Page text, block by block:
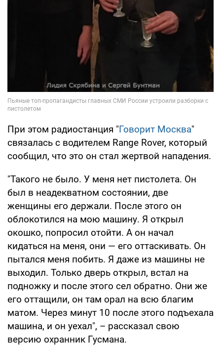
При этом радиостанция "Говорит Москва"
связалась с водителем Range Rover, который
сообщил, что это он стал жертвой нападения.
"Такого не было. У меня нет пистолета. Он
был в неадекватном состоянии, две
женщины его держали. После этого он
облокотился на мою машину. Я открыл
окошко, попросил отойти. А он начал
кидаться на меня, они — его оттаскивать. Он
пытался меня побить. Я даже из машины не
выходил. Только дверь открыл, встал на
подножку и после этого сел обратно. Они же
его оттащили, он там орал на всю благим
матом. Через минут 10 после этого подъехала
машина, и он уехал", – рассказал свою
версию охранник Гусмана.